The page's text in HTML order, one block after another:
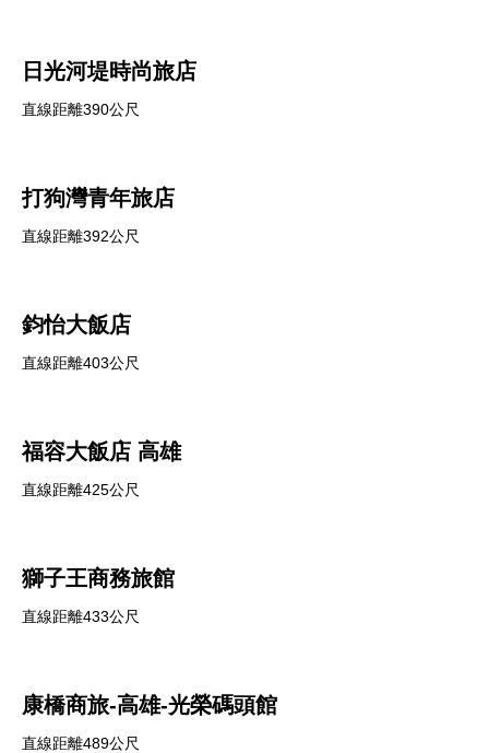
日光河堤時尚旅店
直線距離390公尺
打狗灣青年旅店
直線距離392公尺
鈞怡大飯店
直線距離403公尺
福容大飯店 高雄
直線距離425公尺
獅子王商務旅館
直線距離433公尺
康橋商旅-高雄-光榮碼頭館
直線距離489公尺